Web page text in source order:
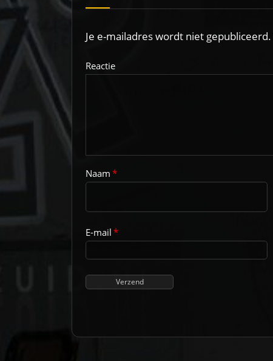
Je e-mailadres wordt niet gepubliceerd.
Reactie
Naam*
E-mail*